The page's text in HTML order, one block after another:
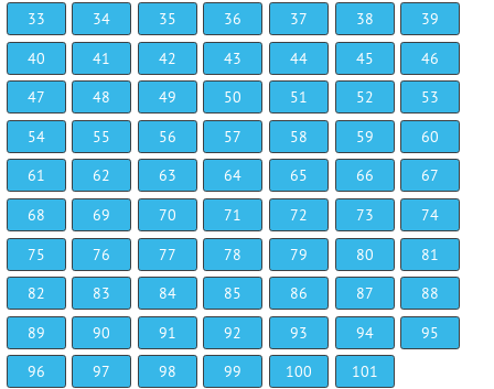
33
34 35 36 37 38
39
40
41 42 43 44 45
46
47
48 49 50 51 52
53
54
55 56 57 58 59
60
61
62 63 64 65 66
67
68
69 70 71 72 73
74
75
76 77 78 79 80
81
82
83 84 85 86 87
88
89
90 91 92 93 94
95
96
97 98 99 100 101